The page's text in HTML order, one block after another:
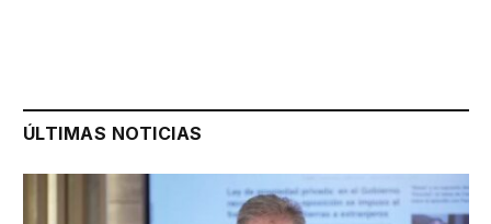
ÚLTIMAS NOTICIAS